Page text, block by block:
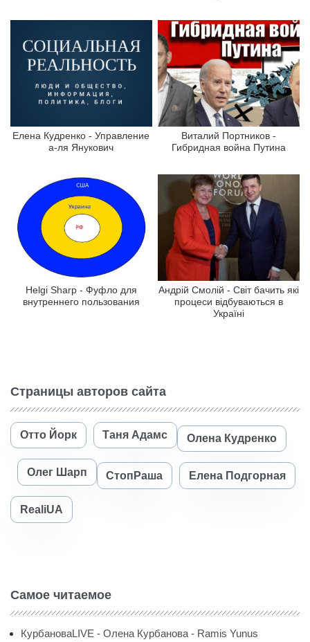
Елена Кудренко - Управление
а-ля Янукович
Виталий Портников -
Гибридная война Путина
Helgi Sharp - Фуфло для
внутреннего пользования
Андрій Смолій - Світ бачить які
процеси відбуваються в
Україні
Страницы авторов сайта
Отто Йорк Таня Адамс Олена Кудренко
Олег Шарп СтопРаша Елена Подгорная
RealiUA
Самое читаемое
КурбановаLIVE - Олена Курбанова - Ramis Yunus